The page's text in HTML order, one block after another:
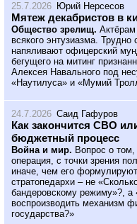
25.7.2026 Юрий Нерсесов
Мятеж декабристов в
Общество зрелищ.
всякого энтузиазма. Трудно
напяливают офицерский
бегущего на митинг
Алексея Навального под
«Наутилуса» и «Мумий
24.7.2026 Саид Гафуров
Как закончится СВО
бюджетный процесс
Война и мир. Вопрос о том,
операция, с точки зрения
иначе, чем его
стратопедархи – не
бандеровскому режиму»?,
воспроизводить механизм
государства?»